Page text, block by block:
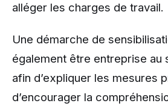
alléger les charges de travail.
Une démarche de
également être entreprise au
afin d’expliquer les mesures
d’encourager la